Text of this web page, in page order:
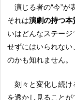
演じる者の“今”が表現にダイレクトに影響するというのは、
それは演劇の持つ本
いはどんなステー
せずにはいられな
のかも知れません。
刻々と変化し続ける若いメンバーたちの、その時々の状況
を透かし見ること